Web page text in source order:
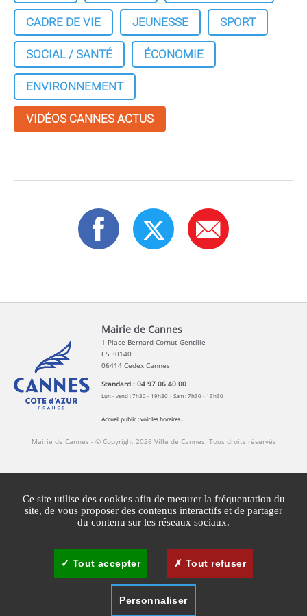
CADRE DE VIE
JEUNESSE
SPORT
SOCIAL / SANTÉ
ÉCONOMIE
ENVIRONNEMENT
VIDÉOS CANNES ACTUS
Mairie de Cannes
1 Place Bernard Cornut-Gentille
CS 30140
06414 Cedex Cannes
Standard : 04 97 06 40 00
Lun - vend : 7h30 - 19h30 | Sam : 7h30 - 13h30
Accueil public :voir les horaires...
Mairie de Cannes - © Copyright 2026 Ville de Cannes. Tous droits réservés
Mentions légales Agglomération Cannes Lérins
Plan du site Gestion des cookies
Ce site utilise des cookies afin de mesurer la fréquentation du
site, de vous proposer des contenus interactifs et de partager
du contenu sur les réseaux sociaux.
Tout accepter Tout refuser
Personnaliser